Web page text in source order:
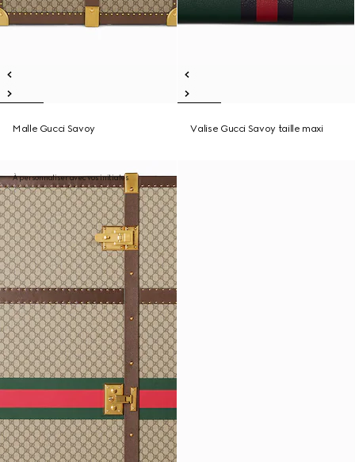
Malle Gucci Savoy Valise Gucci Savoy taille maxi
À personnaliser avec vos initiales